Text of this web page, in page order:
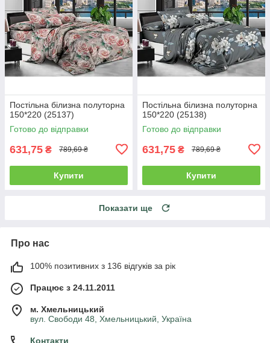
Постільна білизна полуторна
150*220 (25137)
Готово до відправки
631,75 ₴ 789,69 ₴
Купити
Постільна білизна полуторна
150*220 (25138)
Готово до відправки
631,75 ₴ 789,69 ₴
Купити
Показати ще
Про нас
100% позитивних з 136 відгуків за рік
Працює з 24.11.2011
м. Хмельницький
вул. Свободи 48, Хмельницький, Україна
Контакти